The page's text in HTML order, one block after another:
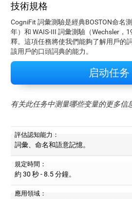
技術規格
CogniFit 詞彙測驗是經典BOSTON命名
年）和 WAIS-III 詞彙測驗（Wechsler，
釋。這項任務將使我們能夠了解用戶的
該用戶的口頭詞典的能力。
启动任务
有关此任务中测量哪些变量的更多信
評估認知能力：
詞彙、命名和語意記憶。
規定時間：
約 30 秒 - 8.5 分鐘。
應用領域：